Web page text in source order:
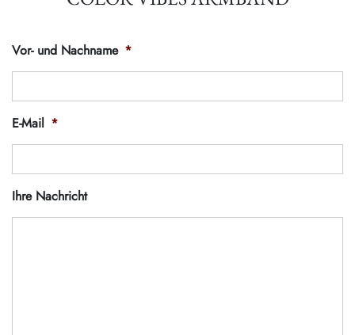
Vor- und Nachname *
E-Mail *
Ihre Nachricht